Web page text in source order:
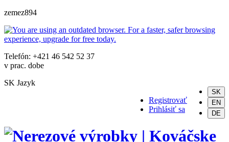
zemez894
Telefón: +421 46 542 52 37
v prac. dobe
SK Jazyk
SK
EN
DE
Registrovať
Prihlásiť sa